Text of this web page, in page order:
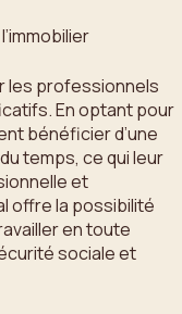
les professionnels
En optant pour
bénéficier d’une
temps, ce qui leur
et
offre la possibilité
en toute
sociale et